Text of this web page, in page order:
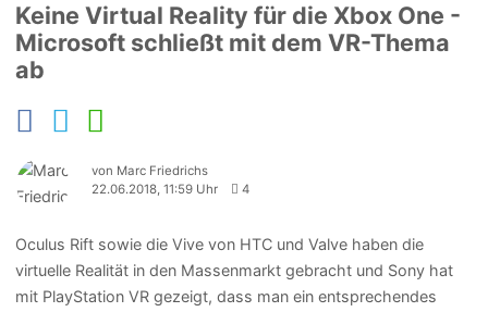
Keine Virtual Reality für die Xbox One -
Microsoft schließt mit dem VR-Thema
ab
von Marc Friedrichs
22.06.2018, 11:59 Uhr
4
Oculus Rift sowie die Vive von HTC und Valve haben die
virtuelle Realität in den Massenmarkt gebracht und Sony hat
mit PlayStation VR gezeigt, dass man ein entsprechendes